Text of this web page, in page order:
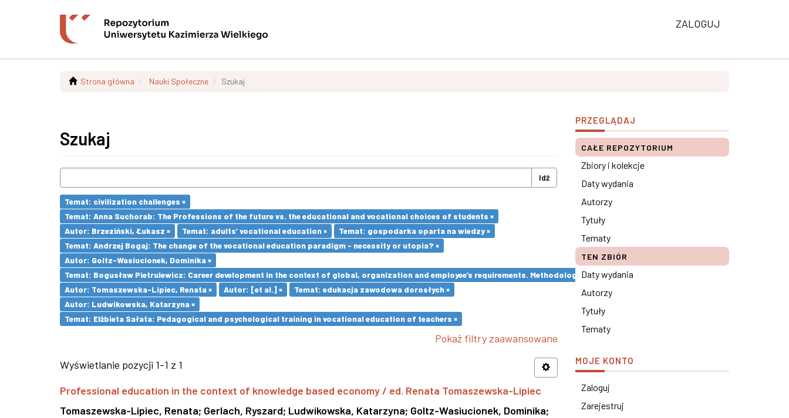
ZALOGUJ
Strona główna Nauki Społeczne Szukaj
Szukaj
Idź
Temat: civilization challenges ×
Temat: Anna Suchorab: The Professions of the future vs. the educational and vocational choices of students ×
Autor: Brzeziński, Łukasz ×
Temat: adults’ vocational education ×
Temat: gospodarka oparta na wiedzy ×
Temat: Andrzej Bogaj: The change of the vocational education paradigm - necessity or utopia? ×
Autor: Goltz-Wasiucionek, Dominika ×
Temat: Bogusław Pietrulewicz: Career development in the context of global, organization and employee’s requirements. Methodological remarks ×
Autor: Tomaszewska-Lipiec, Renata ×
Autor: [et al.] ×
Temat: edukacja zawodowa dorosłych ×
Autor: Ludwikowska, Katarzyna ×
Temat: Elżbieta Sałata: Pedagogical and psychological training in vocational education of teachers ×
Pokaż filtry zaawansowane
Wyświetlanie pozycji 1-1 z 1
Professional education in the context of knowledge based economy / ed. Renata Tomaszewska-Lipiec
Tomaszewska-Lipiec, Renata; Gerlach, Ryszard; Ludwikowska, Katarzyna; Goltz-Wasiucionek, Dominika;
PRZEGLĄDAJ
CAŁE REPOZYTORIUM
Zbiory i kolekcje
Daty wydania
Autorzy
Tytuły
Tematy
TEN ZBIÓR
Daty wydania
Autorzy
Tytuły
Tematy
MOJE KONTO
Zaloguj
Zarejestruj